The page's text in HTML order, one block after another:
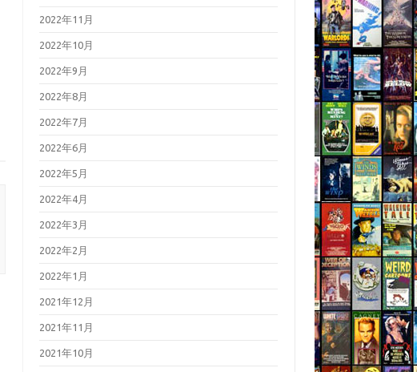
2022年11月
2022年10月
2022年9月
2022年8月
2022年7月
2022年6月
2022年5月
2022年4月
2022年3月
2022年2月
2022年1月
2021年12月
2021年11月
2021年10月